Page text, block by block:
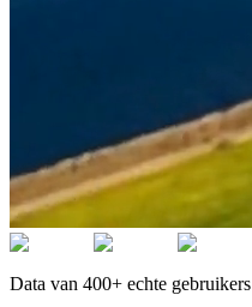
Data van 400+ echte gebruikers